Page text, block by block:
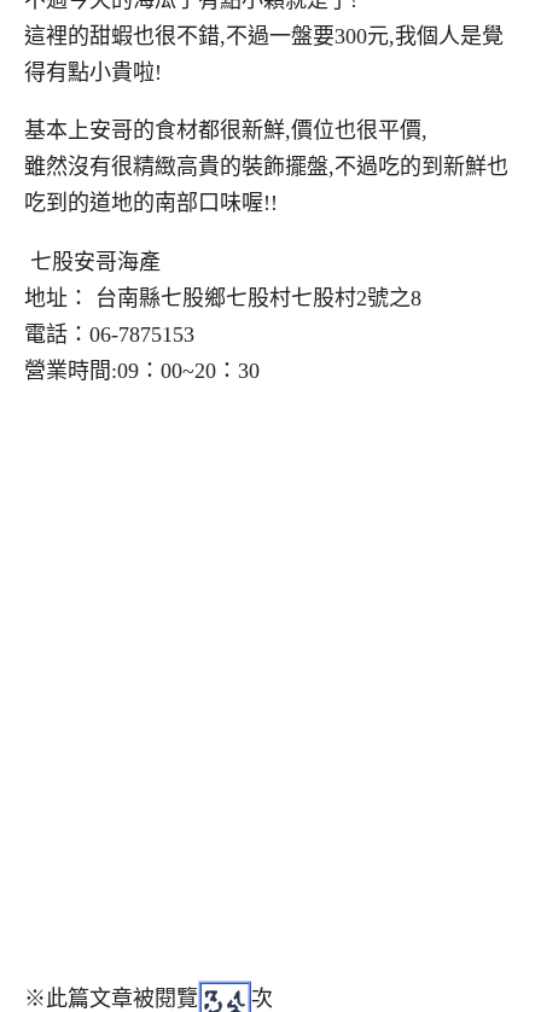
這裡的甜蝦也很不錯,不過一盤要300元,我個人是覺
得有點小貴啦!
基本上安哥的食材都很新鮮,價位也很平價,
雖然沒有很精緻高貴的裝飾擺盤,不過吃的到新鮮也
吃到的道地的南部口味喔!!
七股安哥海產
地址： 台南縣七股鄉七股村七股村2號之8
電話：06-7875153
營業時間:09：00~20：30
※此篇文章被閱覽 次